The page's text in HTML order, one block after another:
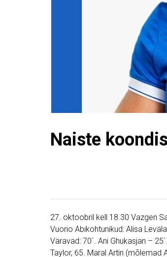
Naiste
27. oktoobril kell 18.30 Vazgen
Vuorio Abikohtunikud: Alisa
Väravad: 70`. Ani Ghukasjan –
Taylor, 65. Maral Artin (mõlemad